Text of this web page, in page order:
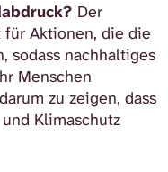
Der
für Aktionen, die die
sodass nachhaltiges
Menschen
zu zeigen, dass
Klimaschutz